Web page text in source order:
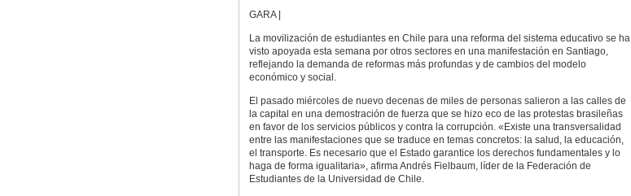
GARA |
La movilización de estudiantes en Chile para una reforma del sistema educativo se ha
visto apoyada esta semana por otros sectores en una manifestación en Santiago,
reflejando la demanda de reformas más profundas y de cambios del modelo
económico y social.
El pasado miércoles de nuevo decenas de miles de personas salieron a las calles de
la capital en una demostración de fuerza que se hizo eco de las protestas brasileñas
en favor de los servicios públicos y contra la corrupción. «Existe una transversalidad
entre las manifestaciones que se traduce en temas concretos: la salud, la educación,
el transporte. Es necesario que el Estado garantice los derechos fundamentales y lo
haga de forma igualitaria», afirma Andrés Fielbaum, líder de la Federación de
Estudiantes de la Universidad de Chile.